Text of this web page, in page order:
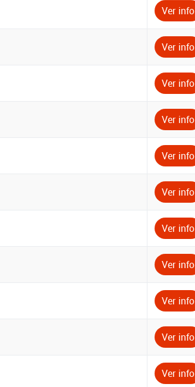
Ver info
Ver info
Ver info
Ver info
Ver info
Ver info
Ver info
Ver info
Ver info
Ver info
Ver info